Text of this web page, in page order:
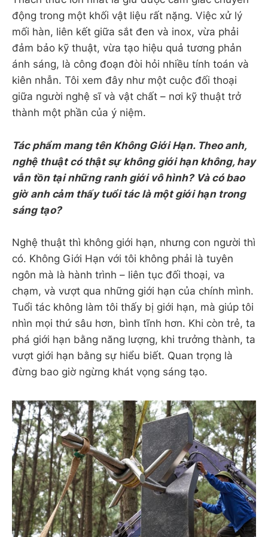
động trong một khối vật liệu rất nặng. Việc xử lý
mối hàn, liên kết giữa sắt đen và inox, vừa phải
đảm bảo kỹ thuật, vừa tạo hiệu quả tương phản
ánh sáng, là công đoạn đòi hỏi nhiều tính toán và
kiên nhẫn. Tôi xem đây như một cuộc đối thoại
giữa người nghệ sĩ và vật chất – nơi kỹ thuật trở
thành một phần của ý niệm.
Tác phẩm mang tên Không Giới Hạn. Theo anh,
nghệ thuật có thật sự không giới hạn không, hay
vẫn tồn tại những ranh giới vô hình? Và có bao
giờ anh cảm thấy tuổi tác là một giới hạn trong
sáng tạo?
Nghệ thuật thì không giới hạn, nhưng con người thì
có. Không Giới Hạn với tôi không phải là tuyên
ngôn mà là hành trình – liên tục đối thoại, va
chạm, và vượt qua những giới hạn của chính mình.
Tuổi tác không làm tôi thấy bị giới hạn, mà giúp tôi
nhìn mọi thứ sâu hơn, bình tĩnh hơn. Khi còn trẻ, ta
phá giới hạn bằng năng lượng, khi trưởng thành, ta
vượt giới hạn bằng sự hiểu biết. Quan trọng là
đừng bao giờ ngừng khát vọng sáng tạo.